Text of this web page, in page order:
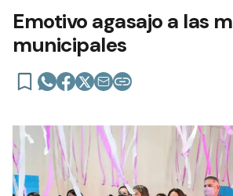
Emotivo agasajo a las
municipales